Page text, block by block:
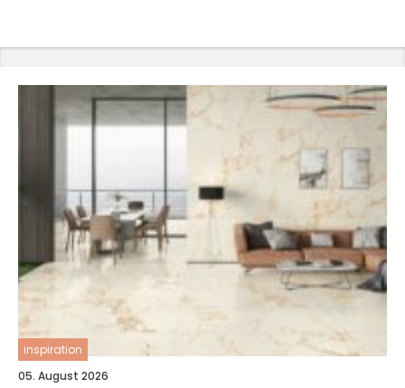
inspiration
05. August 2026